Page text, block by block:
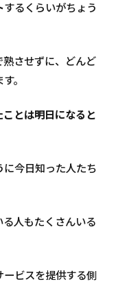
するくらいがちょう
熟させずに、どんど
。
とは明日になると
に今日知った人たち
人もたくさんいる
ービスを提供する側